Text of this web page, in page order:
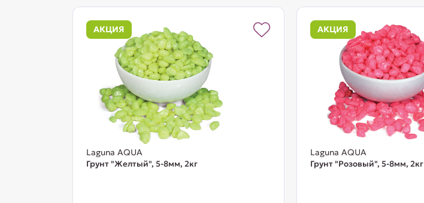
АКЦИЯ
Laguna AQUA
Грунт "Желтый", 5-8мм, 2кг
АКЦИЯ
Laguna AQUA
Грунт "Розовый", 5-8мм, 2кг